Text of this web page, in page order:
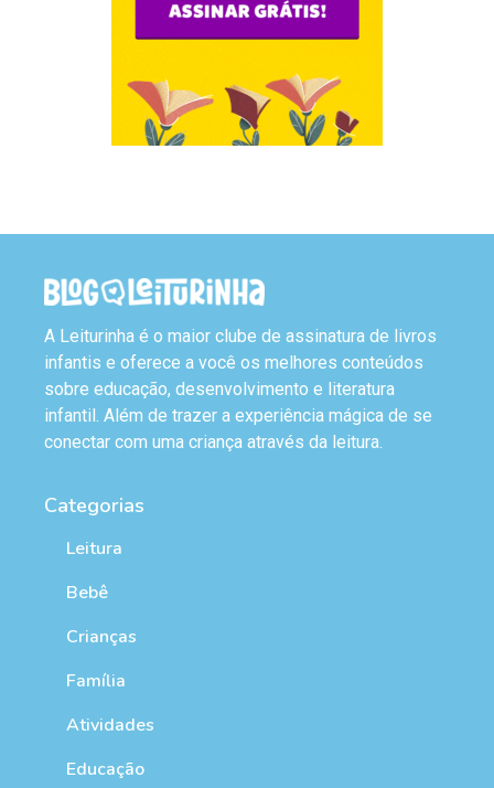
A Leiturinha é o maior clube de assinatura de livros
infantis e oferece a você os melhores conteúdos
sobre educação, desenvolvimento e literatura
infantil. Além de trazer a experiência mágica de se
conectar com uma criança através da leitura.
Categorias
Leitura
Bebê
Crianças
Família
Atividades
Educação